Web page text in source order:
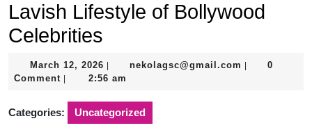
Lavish Lifestyle of Bollywood
Celebrities
March 12, 2026 March
12,
nekolagsc@gmail.com
0
Comment
2:56 am
Categories: Uncategorized